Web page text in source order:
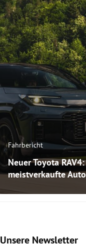
Fahrbericht
Neuer Toyota
meistverkaufte
Unsere Newsletter
Slide 1 von 9